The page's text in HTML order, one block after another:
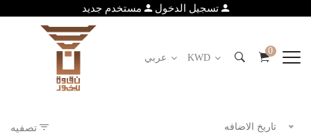
تسجيل الدخول مستخدم جديد
عربي KWD
0
تاريخ الاضافه تصفيه